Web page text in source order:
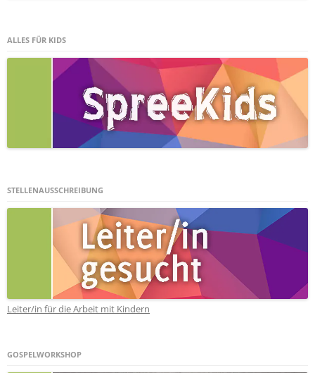
ALLES FÜR KIDS
STELLENAUSSCHREIBUNG
Leiter/in für die Arbeit mit Kindern
GOSPELWORKSHOP